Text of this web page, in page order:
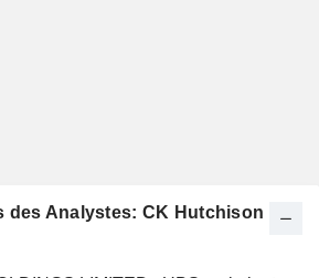
des Analystes: CK Hutchison